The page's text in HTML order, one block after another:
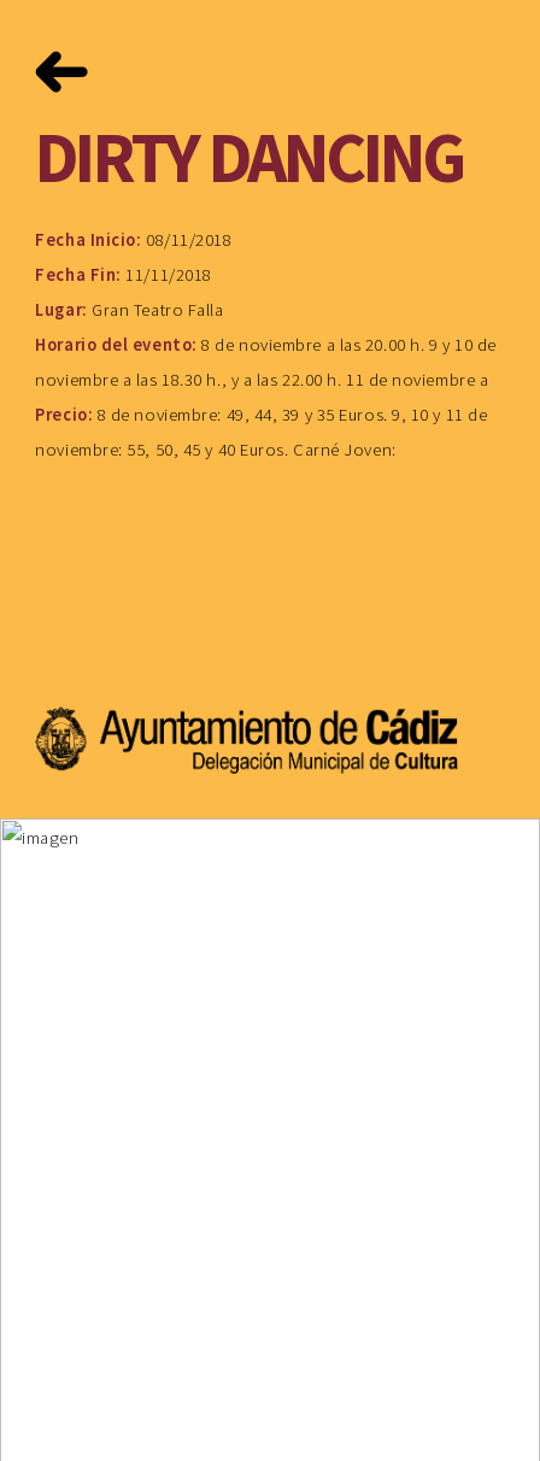
DIRTY DANCING
Fecha Inicio: 08/11/2018
Fecha Fin: 11/11/2018
Lugar: Gran Teatro Falla
Horario del evento:8 de noviembre a las 20.00 h. 9 y 10 de
noviembre a las 18.30 h., y a las 22.00 h. 11 de noviembre a
Precio: 8 de noviembre: 49, 44, 39 y 35 Euros. 9, 10 y 11 de
noviembre: 55, 50, 45 y 40 Euros. Carné Joven: